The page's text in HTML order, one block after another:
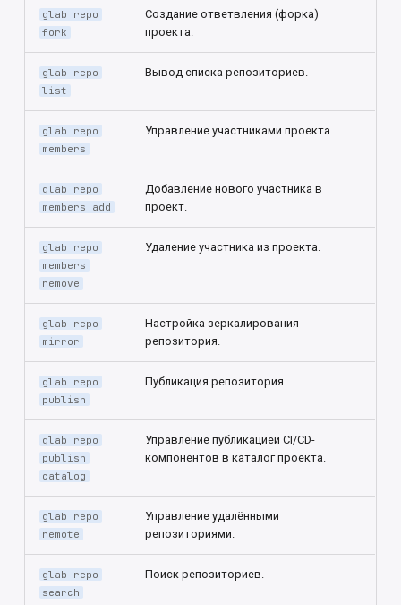
glab repo
fork
Создание ответвления (форка)
проекта.
glab repo
list
Вывод списка репозиториев.
glab repo
members
Управление участниками проекта.
glab repo
members add
Добавление нового участника в
проект.
glab repo
members
remove
Удаление участника из проекта.
glab repo
mirror
Настройка зеркалирования
репозитория.
glab repo
publish
Публикация репозитория.
glab repo
publish
catalog
Управление публикацией CI/CD-
компонентов в каталог проекта.
glab repo
remote
Управление удалёнными
репозиториями.
glab repo
search
Поиск репозиториев.